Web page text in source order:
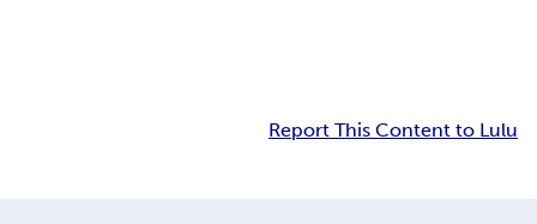
Report This Content to Lulu